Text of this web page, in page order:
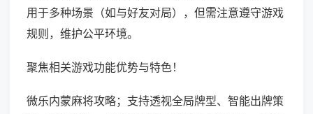
用于多种场景（如与好友对局），但需注意遵守游戏
规则，维护公平环境。
聚焦相关游戏功能优势与特色！
微乐内蒙麻将攻略；支持透视全局牌型、智能出牌策